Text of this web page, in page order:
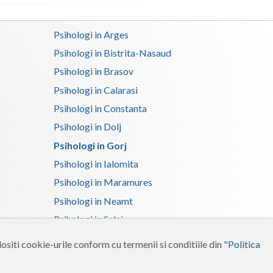
cookie-urile conform cu termenii si conditiile din "Politica
Interventie psihoterapeutica in tulburarea expr...
Interventie psihoterapeutica in tulburarea fono...
Interventie psihoterapeutica in tulburari ale c... (1)
Logopedie - Interventie psihoterapeutica in bal...
Logoterapie (1)
Logoterapie in tulburarile de comunicare (1)
Psihodiagnostic si evaluare clinica (1)
Psihoterapie - Interventie psihoterapeutica in ... (1)
Psihoterapie - Interventie psihoterapeutica in ... (1)
Psihologi in Arges
Psihologi in Bistrita-Nasaud
Psihologi in Brasov
Psihologi in Calarasi
Psihologi in Constanta
Psihologi in Dolj
Psihologi in Gorj
Psihologi in Ialomita
Psihologi in Maramures
Psihologi in Neamt
Psihologi in Salaj